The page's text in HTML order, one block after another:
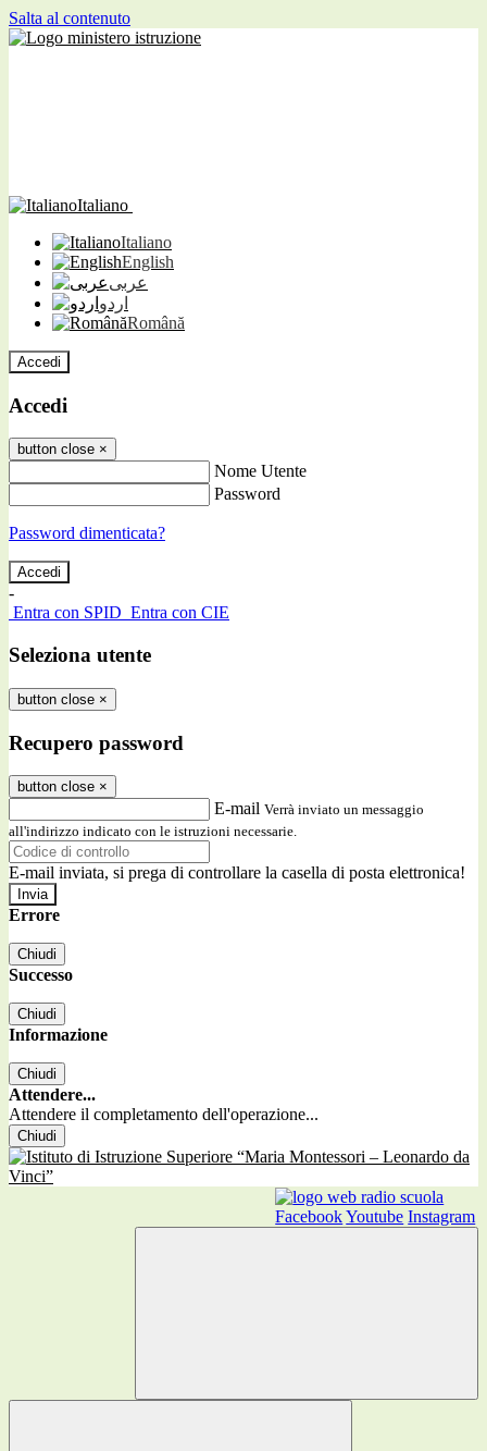
Salta al contenuto
Italiano
Italiano
English
عربى
اردو
Română
Accedi
Accedi
button close ×
Nome Utente
Password
Password dimenticata?
-
Entra con SPID Entra con CIE
Seleziona utente
button close ×
Recupero password
button close ×
E-mail Verrà inviato un messaggio
all'indirizzo indicato con le istruzioni necessarie.
E-mail inviata, si prega di controllare la casella di posta elettronica!
Errore
Chiudi
Successo
Chiudi
Informazione
Chiudi
Attendere...
Attendere il completamento dell'operazione...
Chiudi
FacebookYoutube Instagram